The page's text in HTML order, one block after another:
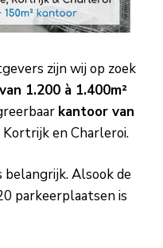
zijn wij op zoek
1.200 à 1.400m²
kantoor van
en Charleroi.
Alsook de
parkeerplaatsen is